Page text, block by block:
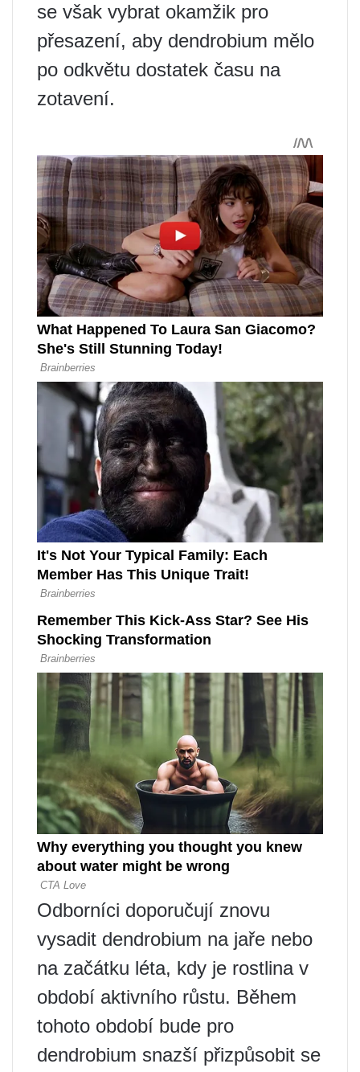
se však vybrat okamžik pro
přesazení, aby dendrobium mělo
po odkvětu dostatek času na
zotavení.
Odborníci doporučují znovu
vysadit dendrobium na jaře nebo
na začátku léta, kdy je rostlina v
období aktivního růstu. Během
tohoto období bude pro
dendrobium snazší přizpůsobit se